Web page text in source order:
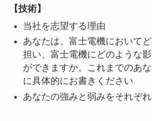
【技術】
当社を志望する理由
あなたは、富士電機において
担い、富士電機にどのような
ができますか。これまでのあ
に具体的にお書きください
あなたの強みと弱みをそれぞ